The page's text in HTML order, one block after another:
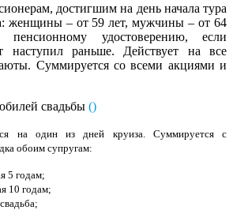
достигшим на день начала тура
женщины – от 59 лет, мужчины – от 64
удостоверению, если
наступил раньше. Действует на все
Суммируется со всеми акциями и
свадьбы ()
на один из дней круиза. Суммируется с
обоим супругам:
5 годам;
10 годам;